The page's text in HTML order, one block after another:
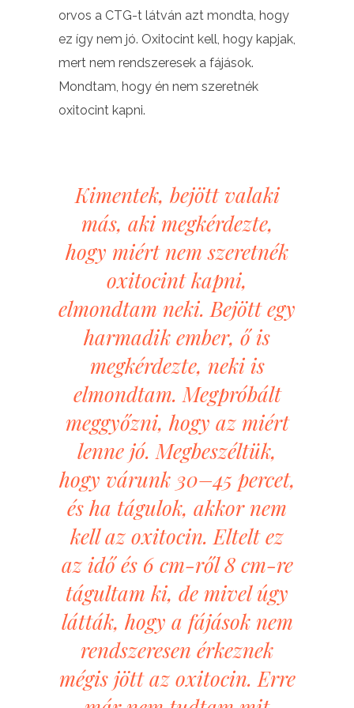
orvos a CTG-t látván azt mondta, hogy
ez így nem jó. Oxitocint kell, hogy kapjak,
mert nem rendszeresek a fájások.
Mondtam, hogy én nem szeretnék
oxitocint kapni.
Kimentek, bejött valaki
más, aki megkérdezte,
hogy miért nem szeretnék
oxitocint kapni,
elmondtam neki. Bejött egy
harmadik ember, ő is
megkérdezte, neki is
elmondtam. Megpróbált
meggyőzni, hogy az miért
lenne jó. Megbeszéltük,
hogy várunk 30–45 percet,
és ha tágulok, akkor nem
kell az oxitocin. Eltelt ez
az idő és 6 cm-ről 8 cm-re
tágultam ki, de mivel úgy
látták, hogy a fájások nem
rendszeresen érkeznek
mégis jött az oxitocin. Erre